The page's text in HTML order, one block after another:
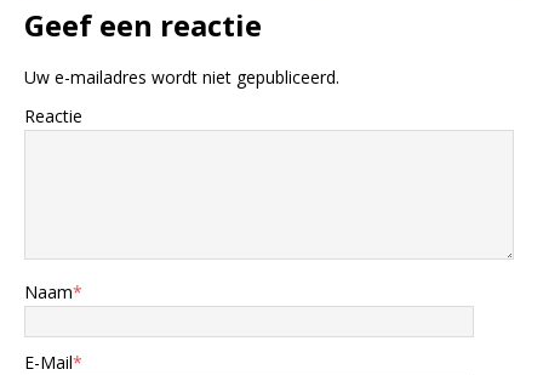
Geef een reactie
Uw e-mailadres wordt niet gepubliceerd.
Reactie
Naam*
E-Mail*